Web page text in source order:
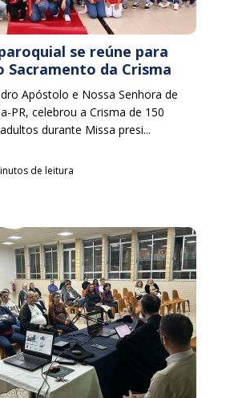
se reúne para
Sacramento da Crisma
Apóstolo e Nossa Senhora de
PR, celebrou a Crisma de 150
durante Missa presi...
de leitura